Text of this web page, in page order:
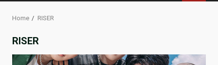
Home RISER
RISER